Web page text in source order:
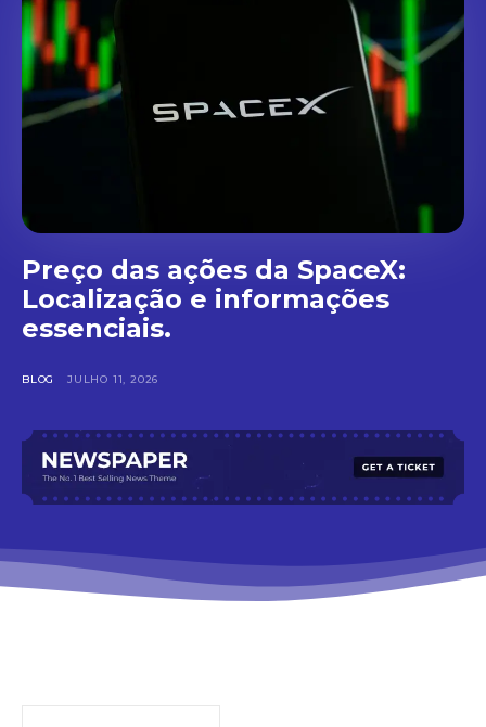
Preço das ações da SpaceX:
Localização e informações
essenciais.
BLOG JULHO 11, 2026